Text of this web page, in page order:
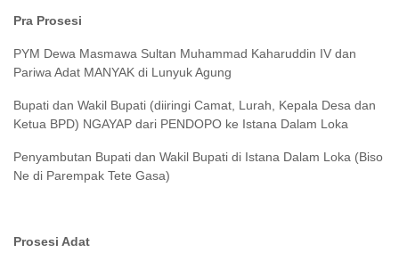
Pra Prosesi
PYM Dewa Masmawa Sultan Muhammad Kaharuddin IV dan
Pariwa Adat MANYAK di Lunyuk Agung
Bupati dan Wakil Bupati (diiringi Camat, Lurah, Kepala Desa dan
Ketua BPD) NGAYAP dari PENDOPO ke Istana Dalam Loka
Penyambutan Bupati dan Wakil Bupati di Istana Dalam Loka (Biso
Ne di Parempak Tete Gasa)
Prosesi Adat